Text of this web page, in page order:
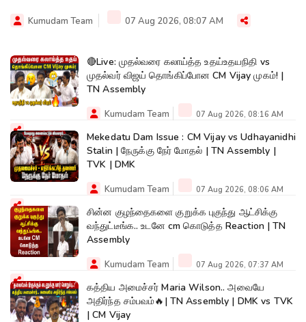
Kumudam Team 07 Aug 2026, 08:07 AM
🔴Live: முதல்வரை கலாய்த்த உதய்உதயநிதி vs
முதல்வர் விஜய் தொங்கிப்போன CM Vijay முகம்! |
TN Assembly
Kumudam Team 07 Aug 2026, 08:16 AM
Mekedatu Dam Issue : CM Vijay vs Udhayanidhi
Stalin | நேருக்கு நேர் மோதல் | TN Assembly |
TVK | DMK
Kumudam Team 07 Aug 2026, 08:06 AM
சின்ன குழந்தைகளை குறுக்க புகுந்து ஆட்சிக்கு
வந்துட்டீங்க.. உடனே cm கொடுத்த Reaction | TN
Assembly
Kumudam Team 07 Aug 2026, 07:37 AM
கத்திய அமைச்சர் Maria Wilson.. அவையே
அதிர்ந்த சம்பவம்🔥| TN Assembly | DMK vs TVK
| CM Vijay